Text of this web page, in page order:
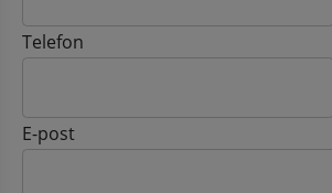
Telefon
E-post